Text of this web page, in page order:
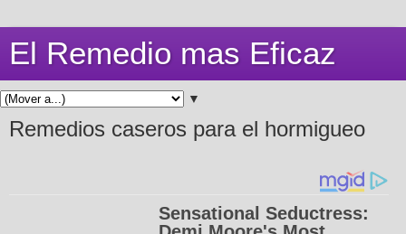
El Remedio mas Eficaz
▼
Remedios caseros para el hormigueo